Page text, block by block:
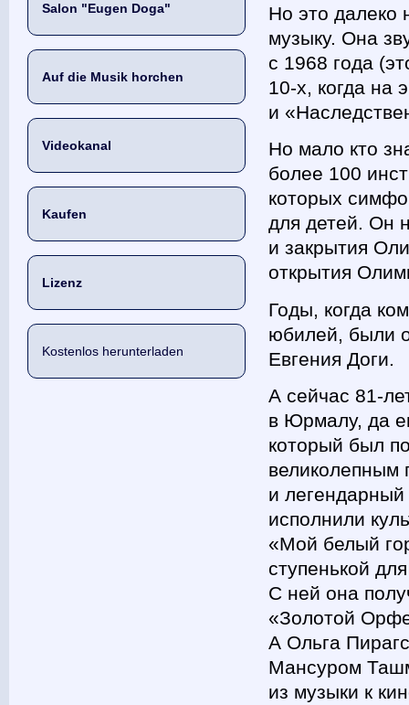
Salon "Eugen Doga"
Auf die Musik horchen
Videokanal
Kaufen
Lizenz
Kostenlos herunterladen
Но это далеко
музыку. Она
с 1968 года
10-х, когда на
и
Но мало кто
более 100
которых
для детей. Он
и закрытия
открытия
Годы, когда
юбилей, были
Евгения Доги.
А сейчас 81-
в Юрмалу, да
который был
великолепным
и
исполнили
«Мой белый
ступенькой
С ней она
«Золотой
А Ольга
Мансуром
из музыки к